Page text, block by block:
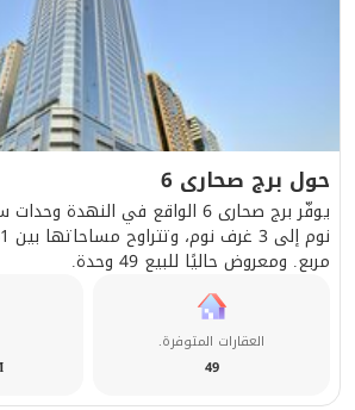
حول برج صحارى 6
يوفّر برج صحارى 6 الواقع في
مربع. ومعروض حاليًا للبيع 49 وحدة.
العقارات المتوفرة.
49